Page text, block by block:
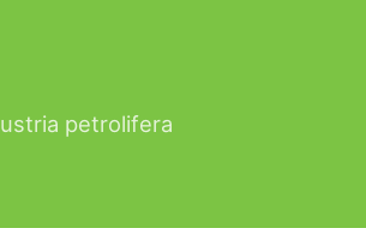
petrolifera